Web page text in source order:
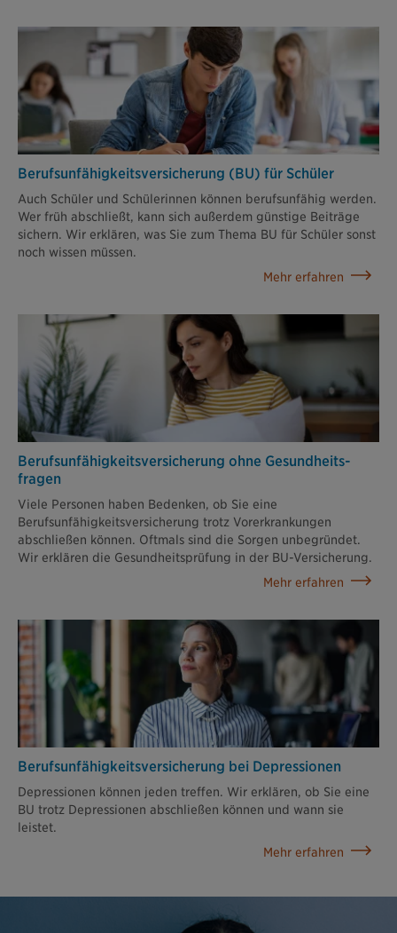
Berufsunfähigkeits­versicherung (BU) für Schüler
Auch Schüler und Schülerinnen können berufsunfähig werden.
Wer früh abschließt, kann sich außerdem günstige Beiträge
sichern. Wir erklären, was Sie zum Thema BU für Schüler sonst
noch wissen müssen.
Mehr erfahren
Berufsunfähigkeits­versicherung ohne Gesundheits­
fragen
Viele Personen haben Bedenken, ob Sie eine
Berufsunfähigkeitsversicherung trotz Vorerkrankungen
abschließen können. Oftmals sind die Sorgen unbegründet.
Wir erklären die Gesundheitsprüfung in der BU-Versicherung.
Mehr erfahren
Berufsunfähigkeits­versicherung bei Depressionen
Depressionen können jeden treffen. Wir erklären, ob Sie eine
BU trotz Depressionen abschließen können und wann sie
leistet.
Mehr erfahren